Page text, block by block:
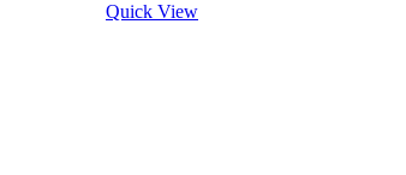
Quick View